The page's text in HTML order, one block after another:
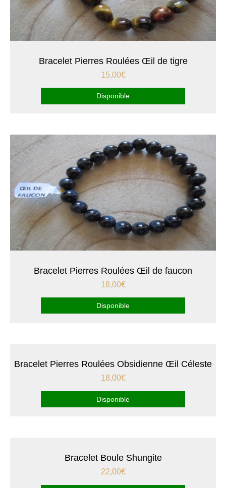
Bracelet Pierres Roulées Œil de tigre
15,00€
Disponible
Bracelet Pierres Roulées Œil de faucon
18,00€
Disponible
Bracelet Pierres Roulées Obsidienne Œil Céleste
18,00€
Disponible
Bracelet Boule Shungite
22,00€